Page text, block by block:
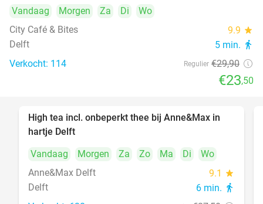
Vandaag Morgen Za Di
Wo
City Café & Bites
9.9 star
Delft 5 min. directions_walk
Verkocht: 114 Regulier €29,90
€23,50
29%
High tea incl. onbeperkt thee bij Anne&Max in
hartje Delft
Vandaag
Morgen Za Zo Ma Di
Wo
Anne&Max Delft
9.1 star
Delft 6 min. directions_walk